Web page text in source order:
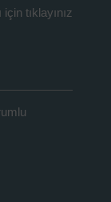
için tıklayınız